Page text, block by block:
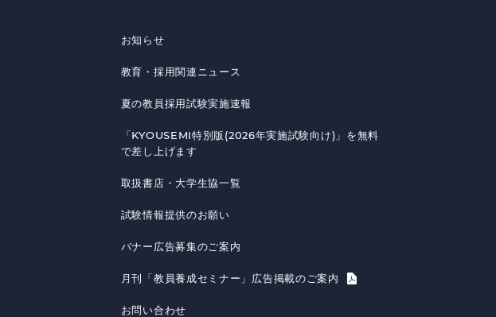
お知らせ
教育・採用関連ニュース
夏の教員採用試験実施速報
「KYOUSEMI特別版(2026年実施試験向け)」を無料
で差し上げます
取扱書店・大学生協一覧
試験情報提供のお願い
バナー広告募集のご案内
月刊「教員養成セミナー」広告掲載のご案内
お問い合わせ